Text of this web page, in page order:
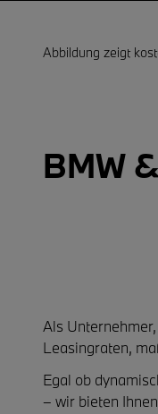
Abbildung zeigt
BMW
Als
Leasingraten,
Egal ob
– wir bieten